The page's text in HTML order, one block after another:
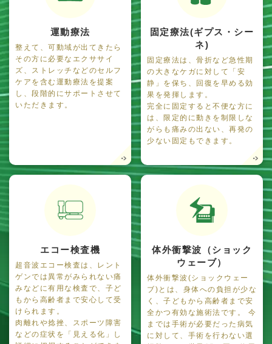
運動療法
整えて、可動域が出てきたら
その方に必要なエクササイ
ズ、ストレッチなどのセルフ
ケアを含む運動療法を提案
し、段階的にサポートさせて
いただきます。
固定療法(ギプス・シー
ネ)
固定療法は、骨折など急性期
の大きなケガに対して「安
静」を保ち、回復を早める効
果を発揮します。
完全に固定すると不便な方に
は、限定的に動きを制限しな
がらも痛みの出ない、再発の
少ない固定もできます。
エコー検査機
超音波エコー検査は、レント
ゲンでは異常がみられない痛
みなどに有用な検査で、子ど
もから高齢者まで安心して受
けられます。
肉離れや捻挫、スポーツ障害
などの症状を「見える化」し
体外衝撃波（ショック
ウェーブ）
体外衝撃波(ショックウェー
ブ)とは、身体への負担が少な
く、子どもから高齢者まで安
全かつ有効な施術法です。 今
までは手術が必要だった病気
に対して、手術を行わない選